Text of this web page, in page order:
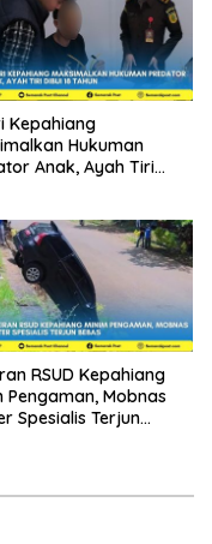
Kepahiang
Hukuman
Anak, Ayah Tiri
RSUD Kepahiang
Pengaman, Mobnas
Spesialis Terjun